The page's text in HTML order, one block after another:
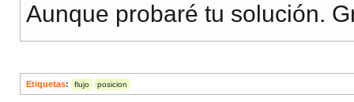
Aunque probaré tu solución.
Etiquetas: flujo posicion